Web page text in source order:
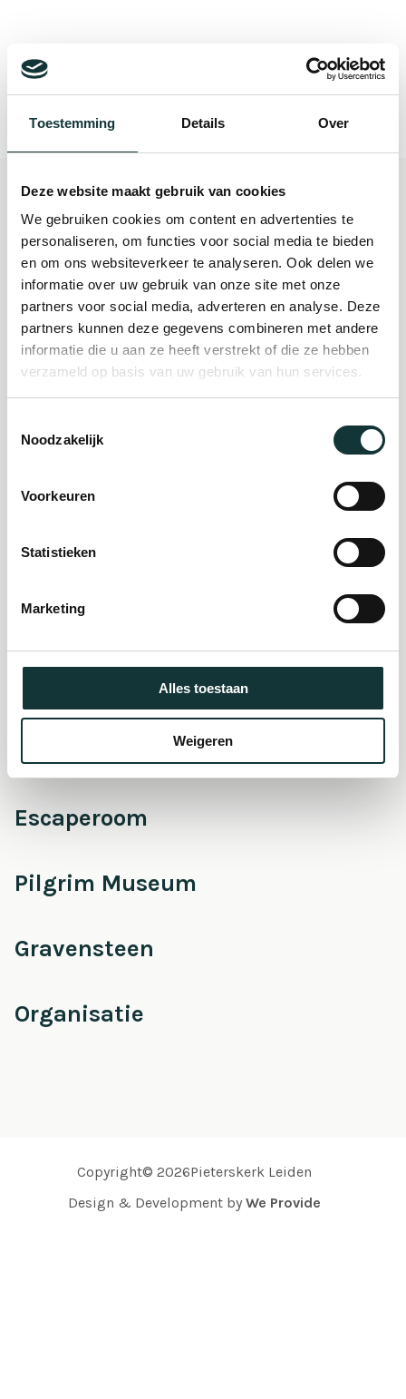
Toestemming Details Over
Deze website maakt gebruik van cookies
We gebruiken cookies om content en advertenties te
personaliseren, om functies voor social media te bieden
en om ons websiteverkeer te analyseren. Ook delen we
informatie over uw gebruik van onze site met onze
partners voor social media, adverteren en analyse. Deze
partners kunnen deze gegevens combineren met andere
informatie die u aan ze heeft verstrekt of die ze hebben
verzameld op basis van uw gebruik van hun services.
Noodzakelijk
Voorkeuren
Statistieken
Marketing
Alles toestaan
Weigeren
Bekijk alle blogberichten
Plan je bezoek
Evenement
organiseren
Steun ons
Auditie
De Pieterskerk als
Onderhoud &
Escaperoom
Pilgrim Museum
Gravensteen
Organisatie
Copyright© 2026Pieterskerk Leiden
Design & Development by We Provide